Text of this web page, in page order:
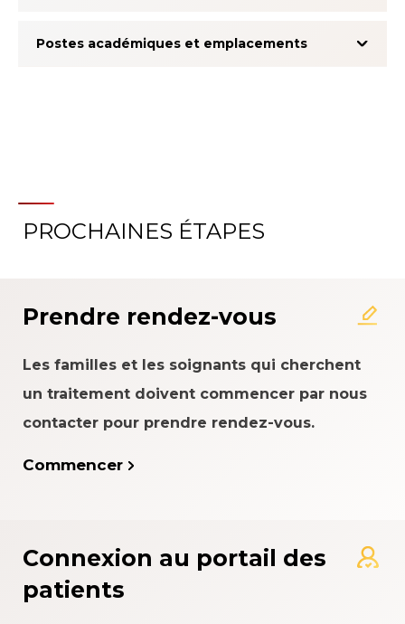
Postes académiques et emplacements
À propos du système
PROCHAINES ÉTAPES
Prendre rendez-vous
Les familles et les soignants qui cherchent
un traitement doivent commencer par nous
contacter pour prendre rendez-vous.
Commencer
Connexion au portail des
patients